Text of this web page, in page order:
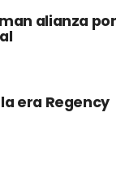
alianza por
era Regency